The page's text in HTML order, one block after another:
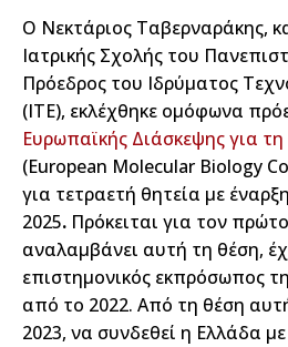
Ο Νεκτάριος Ταβερναράκης,
Ιατρικής Σχολής του
Πρόεδρος του Ιδρύματος
(ΙΤΕ), εκλέχθηκε ομόφωνα
Ευρωπαϊκής Διάσκεψης για
(European Molecular Biology
για τετραετή θητεία με
2025. Πρόκειται για τον
αναλαμβάνει αυτή τη θέση,
επιστημονικός εκπρόσωπος
από το 2022. Από τη θέση
2023, να συνδεθεί η Ελλάδα